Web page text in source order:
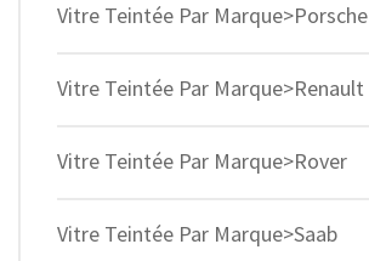
Vitre Teintée Par Marque>Porsche
Vitre Teintée Par Marque>Renault
Vitre Teintée Par Marque>Rover
Vitre Teintée Par Marque>Saab